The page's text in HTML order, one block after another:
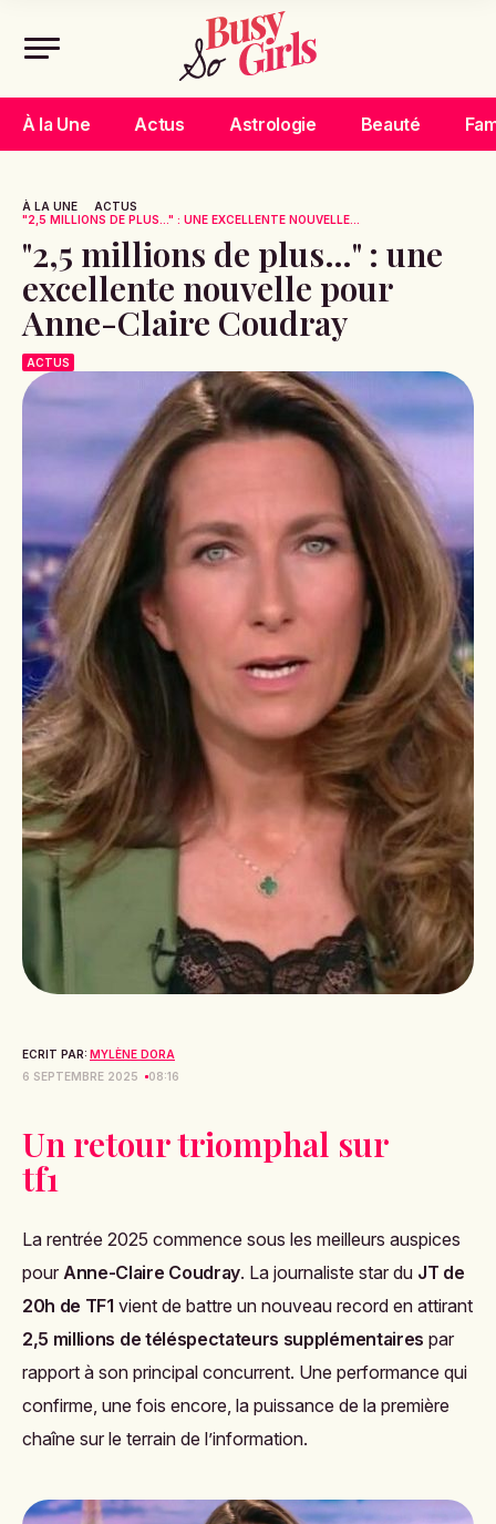
À la Une Actus Astrologie Beauté
À LA UNE
ACTUS
"2,5 MILLIONS DE PLUS…" : UNE EXCELLENTE NOUVELLE...
"2,5 millions de plus…" : une
excellente nouvelle pour
Anne-Claire Coudray
ACTUS
ECRIT PAR: MYLÈNE DORA
6 SEPTEMBRE 2025
08:16
Un retour triomphal sur
tf1
La rentrée 2025 commence sous les meilleurs auspices
pour Anne-Claire Coudray. La journaliste star du JT de
20h de TF1 vient de battre un nouveau record en attirant
2,5 millions de téléspectateurs supplémentaires par
rapport à son principal concurrent. Une performance qui
confirme, une fois encore, la puissance de la première
chaîne sur le terrain de l’information.